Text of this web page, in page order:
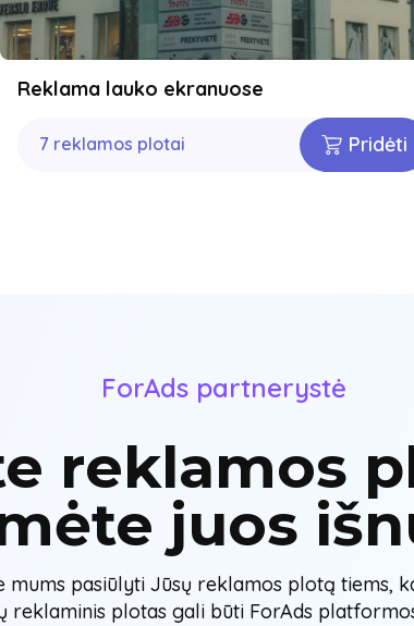
Reklama lauko ekranuose
7 reklamos plotai Pridėti
ForAds partnerystė
reklamos
juos
mums pasiūlyti Jūsų reklamos plotą tiems,
reklaminis plotas gali būti ForAds